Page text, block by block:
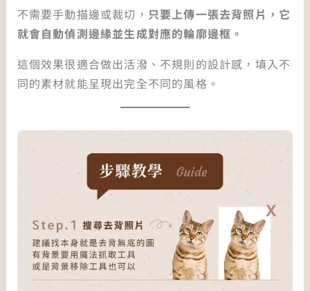
不需要手動描邊或裁切， 只要上傳一張去背照片，它
就會自動偵測邊緣並生成對應的輪廓邊框。
這個效果很適合做出活潑、不規則的設計感，填入不
同的素材就能呈現出完全不同的風格。